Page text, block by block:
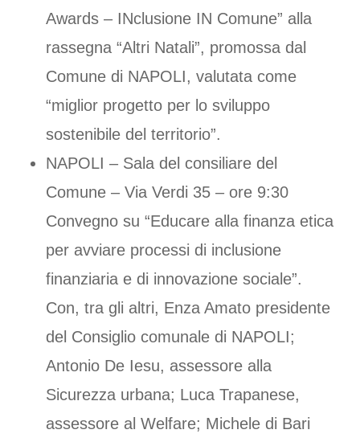
Awards – INclusione IN Comune” alla
rassegna “Altri Natali”, promossa dal
Comune di NAPOLI, valutata come
“miglior progetto per lo sviluppo
sostenibile del territorio”.
NAPOLI – Sala del consiliare del
Comune – Via Verdi 35 – ore 9:30
Convegno su “Educare alla finanza etica
per avviare processi di inclusione
finanziaria e di innovazione sociale”.
Con, tra gli altri, Enza Amato presidente
del Consiglio comunale di NAPOLI;
Antonio De Iesu, assessore alla
Sicurezza urbana; Luca Trapanese,
assessore al Welfare; Michele di Bari